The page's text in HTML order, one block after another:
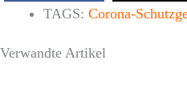
TAGS: Corona-
Verwandte Artikel